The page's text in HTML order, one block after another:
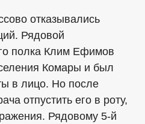
отказывались
Рядовой
полка Клим Ефимов
Комары и был
в лицо. Но после
отпустить его в роту,
Рядовому 5-й